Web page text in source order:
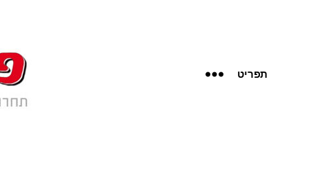
תפריט